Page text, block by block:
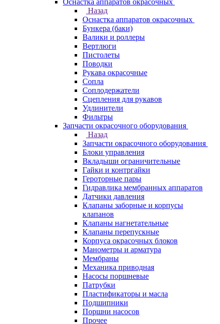
Оснастка аппаратов окрасочных
Назад
Оснастка аппаратов окрасочных
Бункера (баки)
Валики и роллеры
Вертлюги
Пистолеты
Поводки
Рукава окрасочные
Сопла
Соплодержатели
Сцепления для рукавов
Удлинители
Фильтры
Запчасти окрасочного оборудования
Назад
Запчасти окрасочного оборудования
Блоки управления
Вкладыши ограничительные
Гайки и контргайки
Героторные пары
Гидравлика мембранных аппаратов
Датчики давления
Клапаны заборные и корпусы
клапанов
Клапаны нагнетательные
Клапаны перепускные
Корпуса окрасочных блоков
Манометры и арматура
Мембраны
Механика приводная
Насосы поршневые
Патрубки
Пластификаторы и масла
Подшипники
Поршни насосов
Прочее